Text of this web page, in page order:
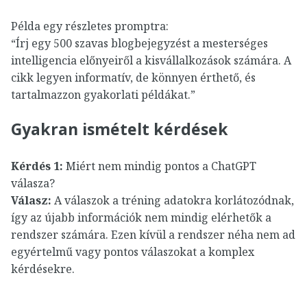
Példa egy részletes promptra:
“Írj egy 500 szavas blogbejegyzést a mesterséges
intelligencia előnyeiről a kisvállalkozások számára. A
cikk legyen informatív, de könnyen érthető, és
tartalmazzon gyakorlati példákat.”
Gyakran ismételt kérdések
Kérdés 1: Miért nem mindig pontos a ChatGPT
válasza?
Válasz: A válaszok a tréning adatokra korlátozódnak,
így az újabb információk nem mindig elérhetők a
rendszer számára. Ezen kívül a rendszer néha nem ad
egyértelmű vagy pontos válaszokat a komplex
kérdésekre.